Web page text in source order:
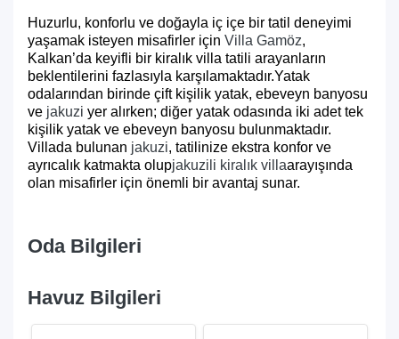
Huzurlu, konforlu ve doğayla iç içe bir tatil deneyimi
yaşamak isteyen misafirler için Villa Gamöz,
Kalkan’da keyifli bir kiralık villa tatili arayanların
beklentilerini fazlasıyla karşılamaktadır.Yatak
odalarından birinde çift kişilik yatak, ebeveyn banyosu
ve jakuzi yer alırken; diğer yatak odasında iki adet tek
kişilik yatak ve ebeveyn banyosu bulunmaktadır.
Villada bulunan jakuzi, tatilinize ekstra konfor ve
ayrıcalık katmakta olupjakuzili kiralık villaarayışında
olan misafirler için önemli bir avantaj sunar.
Oda Bilgileri
Havuz Bilgileri